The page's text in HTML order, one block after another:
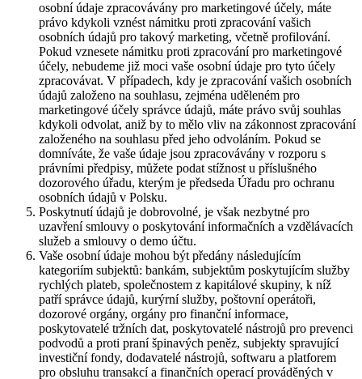
osobní údaje zpracovávány pro marketingové účely, máte
právo kdykoli vznést námitku proti zpracování vašich
osobních údajů pro takový marketing, včetně profilování.
Pokud vznesete námitku proti zpracování pro marketingové
účely, nebudeme již moci vaše osobní údaje pro tyto účely
zpracovávat. V případech, kdy je zpracování vašich osobních
údajů založeno na souhlasu, zejména uděleném pro
marketingové účely správce údajů, máte právo svůj souhlas
kdykoli odvolat, aniž by to mělo vliv na zákonnost zpracování
založeného na souhlasu před jeho odvoláním. Pokud se
domníváte, že vaše údaje jsou zpracovávány v rozporu s
právními předpisy, můžete podat stížnost u příslušného
dozorového úřadu, kterým je předseda Úřadu pro ochranu
osobních údajů v Polsku.
Poskytnutí údajů je dobrovolné, je však nezbytné pro
uzavření smlouvy o poskytování informačních a vzdělávacích
služeb a smlouvy o demo účtu.
Vaše osobní údaje mohou být předány následujícím
kategoriím subjektů: bankám, subjektům poskytujícím služby
rychlých plateb, společnostem z kapitálové skupiny, k níž
patří správce údajů, kurýrní služby, poštovní operátoři,
dozorové orgány, orgány pro finanční informace,
poskytovatelé tržních dat, poskytovatelé nástrojů pro prevenci
podvodů a proti praní špinavých peněz, subjekty spravující
investiční fondy, dodavatelé nástrojů, softwaru a platforem
pro obsluhu transakcí a finančních operací prováděných v